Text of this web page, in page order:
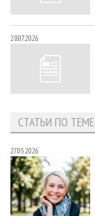
28.07.2026
СТАТЬИ ПО ТЕМЕ
27.05.2026